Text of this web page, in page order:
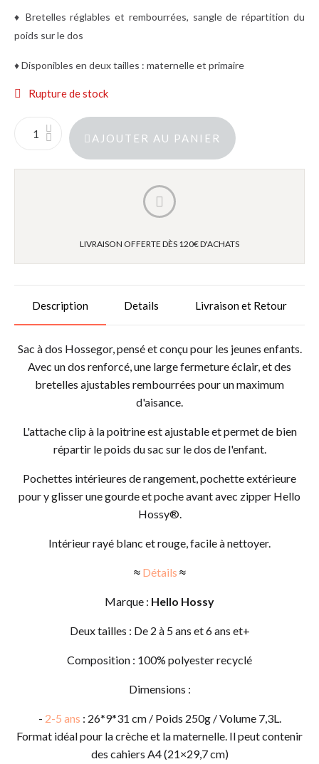
♦ Bretelles réglables et rembourrées, sangle de répartition du
poids sur le dos
♦ Disponibles en deux tailles : maternelle et primaire
Rupture de stock
AJOUTER AU PANIER
LIVRAISON OFFERTE DÈS 120€ D'ACHATS
Description Details Livraison et Retour
Sac à dos Hossegor, pensé et conçu pour les jeunes enfants.
Avec un dos renforcé, une large fermeture éclair, et des
bretelles ajustables rembourrées pour un maximum
d'aisance.
L'attache clip à la poitrine est ajustable et permet de bien
répartir le poids du sac sur le dos de l'enfant.
Pochettes intérieures de rangement, pochette extérieure
pour y glisser une gourde et poche avant avec zipper Hello
Hossy®.
Intérieur rayé blanc et rouge, facile à nettoyer.
≈ Détails ≈
Marque : Hello Hossy
Deux tailles : De 2 à 5 ans et 6 ans et+
Composition : 100% polyester recyclé
Dimensions :
- 2-5 ans : 26*9*31 cm / Poids 250g / Volume 7,3L.
Format idéal pour la crèche et la maternelle. Il peut contenir
des cahiers A4 (21×29,7 cm)